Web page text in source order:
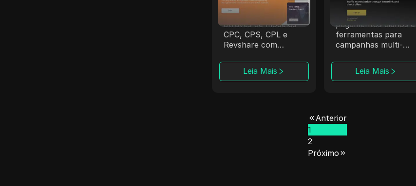
A Trafee oferece aos
afiliados receita
através de modelos
CPC, CPS, CPL e
Revshare com
Leia Mais
A Datify.Link fornece
aos afiliados
pagamentos diários e
ferramentas para
campanhas multi-
Leia Mais
Anterior
1
2
Próximo